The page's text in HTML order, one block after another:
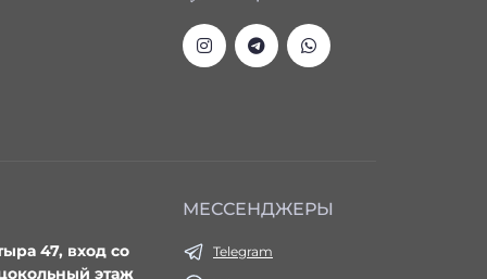
47, вход со
этаж
МЕССЕНДЖЕРЫ
Telegram